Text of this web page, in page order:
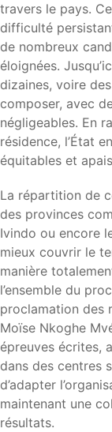
travers le pays.
difficulté
de nombreux
éloignées.
dizaines, voire
composer, avec
négligeables. En
résidence, l’État
équitables et
La répartition de
des provinces
Ivindo ou encore
mieux couvrir le
manière
l’ensemble du
proclamation des
Moïse Nkoghe
épreuves écrites,
dans des centres
d’adapter
maintenant une
résultats.